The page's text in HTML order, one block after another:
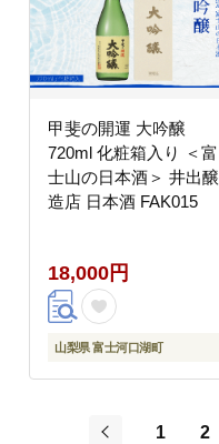
甲斐の開運 大吟醸
720ml 化粧箱入り ＜富
士山の日本酒＞ 井出醸
造店 日本酒 FAK015
18,000円
山梨県 富士河口湖町
1 2